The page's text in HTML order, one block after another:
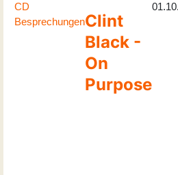
CD
BesprechungenClint
Black -
On
Purpose